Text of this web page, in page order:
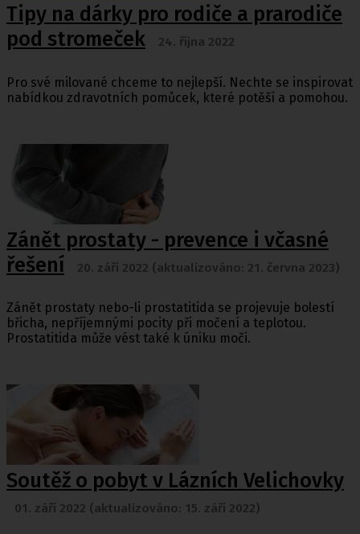
Tipy na dárky pro rodiče a prarodiče
pod stromeček
24. října 2022
Pro své milované chceme to nejlepší. Nechte se inspirovat
nabídkou zdravotních pomůcek, které potěší a pomohou.
Zánět prostaty - prevence i včasné
řešení
20. září 2022 (aktualizováno: 21. června 2023)
Zánět prostaty nebo-li prostatitida se projevuje bolestí
břicha, nepříjemnými pocity při močení a teplotou.
Prostatitida může vést také k úniku moči.
Soutěž o pobyt v Lázních Velichovky
01. září 2022 (aktualizováno: 15. září 2022)